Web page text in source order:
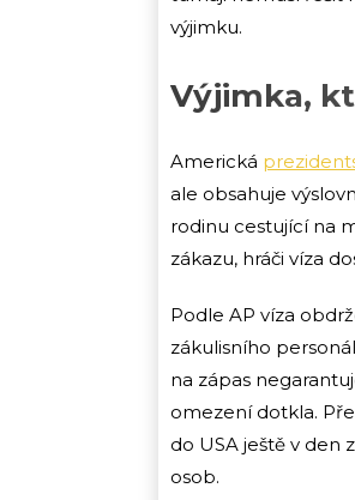
výjimku.
Výjimka,
Americká
ale obsahuje
rodinu cestující na
zákazu, hráči víza
Podle AP víza
zákulisního
na zápas
omezení dotkla.
do USA ještě v den
osob.